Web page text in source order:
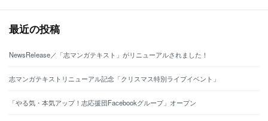
最近の投稿
NewsRelease／「志マンガテキスト」がリニューアルされました！
志マンガテキストリニューアル記念「クリスマス特別ライブイベント」
「やる気・本気アップ！志応援団Facebookグループ」オープン